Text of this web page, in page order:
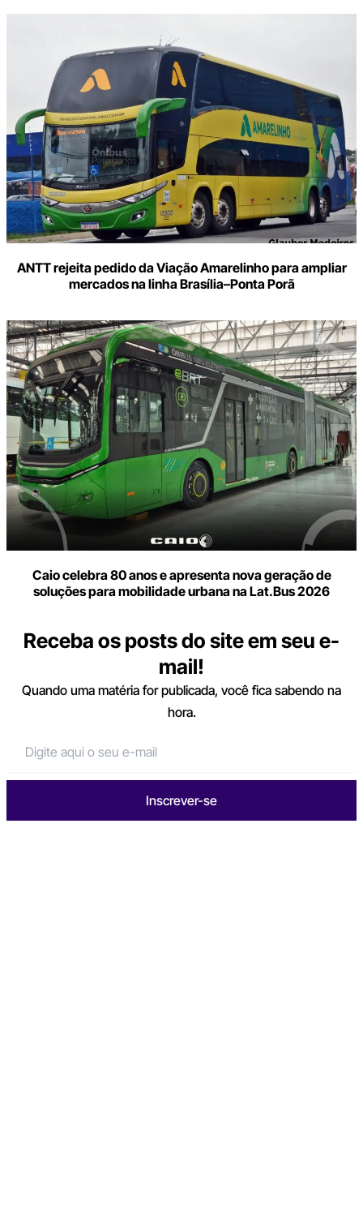
ANTT rejeita pedido da Viação Amarelinho para ampliar
mercados na linha Brasília–Ponta Porã
Caio celebra 80 anos e apresenta nova geração de
soluções para mobilidade urbana na Lat.Bus 2026
Receba os posts do site em seu e-
mail!
Quando uma matéria for publicada, você fica sabendo na
hora.
Inscrever-se